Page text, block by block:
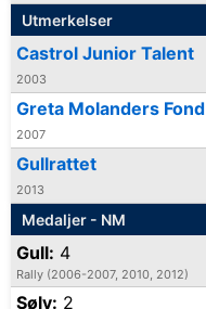
Utmerkelser
Castrol Junior Talent
2003
Greta Molanders Fond
2007
Gullrattet
2013
Medaljer - NM
Gull: 4
Rally (2006-2007, 2010, 2012)
Sølv: 2